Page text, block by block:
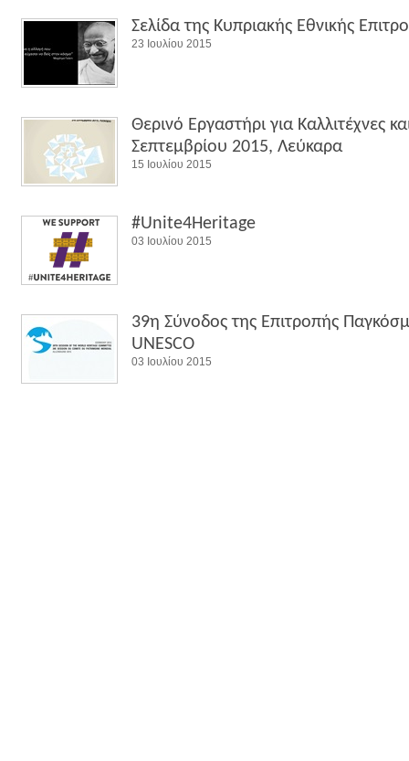
Σελίδα της Κυπριακής Εθνικής
23 Ιουλίου 2015
Θερινό Εργαστήρι για Καλλιτέχνες
Σεπτεμβρίου 2015, Λεύκαρα
15 Ιουλίου 2015
#Unite4Heritage
03 Ιουλίου 2015
39η Σύνοδος της Επιτροπής
UNESCO
03 Ιουλίου 2015